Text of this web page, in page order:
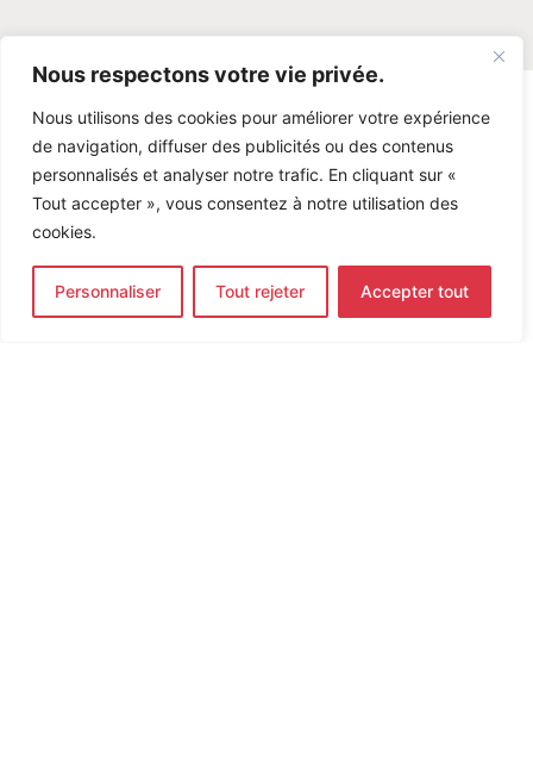
Nous respectons votre vie privée.
Nous utilisons des cookies pour améliorer votre expérience
de navigation, diffuser des publicités ou des contenus
personnalisés et analyser notre trafic. En cliquant sur «
Tout accepter », vous consentez à notre utilisation des
cookies.
Personnaliser Tout rejeter Accepter tout